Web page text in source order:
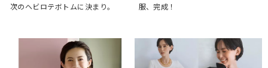
次のヘビロテボトムに決まり。
服、完成！